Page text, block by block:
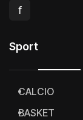
f
Sport
CALCIO
BASKET